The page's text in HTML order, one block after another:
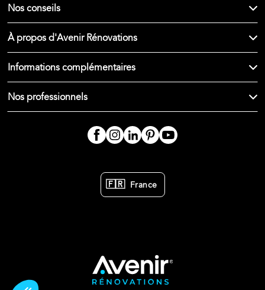
Nos conseils
À propos d'Avenir Rénovations
Informations complémentaires
Nos professionnels
🇫🇷 France